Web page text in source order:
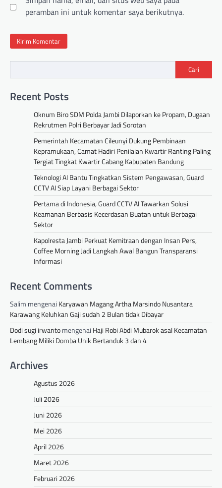
peramban ini untuk komentar saya berikutnya.
Cari
Recent Posts
Oknum Biro SDM Polda Jambi Dilaporkan ke Propam, Dugaan
Rekrutmen Polri Berbayar Jadi Sorotan
Pemerintah Kecamatan Cileunyi Dukung Pembinaan
Kepramukaan, Camat Hadiri Penilaian Kwartir Ranting Paling
Tergiat Tingkat Kwartir Cabang Kabupaten Bandung
Teknologi AI Bantu Tingkatkan Sistem Pengawasan, Guard
CCTV AI Siap Layani Berbagai Sektor
Pertama di Indonesia, Guard CCTV AI Tawarkan Solusi
Keamanan Berbasis Kecerdasan Buatan untuk Berbagai
Sektor
Kapolresta Jambi Perkuat Kemitraan dengan Insan Pers,
Coffee Morning Jadi Langkah Awal Bangun Transparansi
Informasi
Recent Comments
Salim mengenai Karyawan Magang Artha Marsindo Nusantara
Karawang Keluhkan Gaji sudah 2 Bulan tidak Dibayar
Dodi sugi irwantomengenai Haji Robi Abdi Mubarok asal Kecamatan
Lembang Miliki Domba Unik Bertanduk 3 dan 4
Archives
Agustus 2026
Juli 2026
Juni 2026
Mei 2026
April 2026
Maret 2026
Februari 2026